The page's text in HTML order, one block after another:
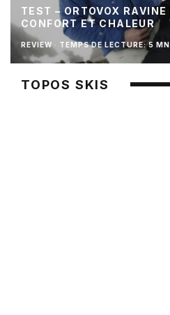
TEST – ORTOVOX
CONFORT ET CHALEUR
REVIEW · TEMPS DE LECTURE: 5 MN
TOPOS SKIS